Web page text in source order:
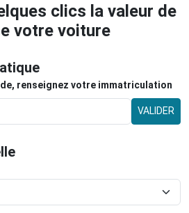
clics la valeur de
votre voiture
renseignez votre immatriculation
VALIDER